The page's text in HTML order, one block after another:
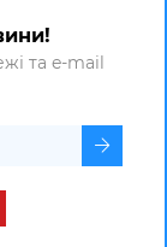
та e-mail